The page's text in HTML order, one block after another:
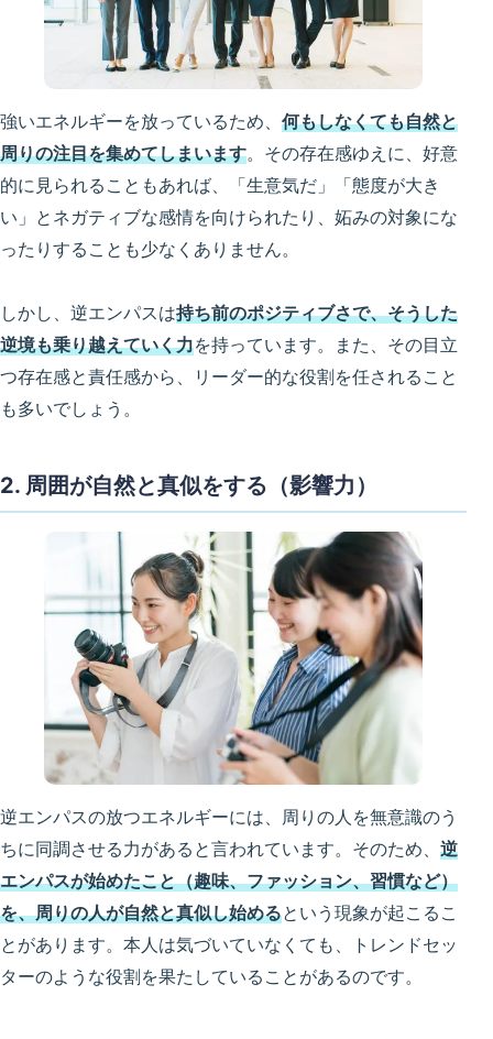
強いエネルギーを放っているため、 何もしなくても自然と
周りの注目を集めてしまいます。その存在感ゆえに、好意
的に見られることもあれば、「生意気だ」「態度が大き
い」とネガティブな感情を向けられたり、妬みの対象にな
ったりすることも少なくありません。
しかし、逆エンパスは持ち前のポジティブさで、そうした
逆境も乗り越えていく力を持っています。また、その目立
つ存在感と責任感から、リーダー的な役割を任されること
も多いでしょう。
2. 周囲が自然と真似をする（影響力）
逆エンパスの放つエネルギーには、周りの人を無意識のう
ちに同調させる力があると言われています。そのため、 逆
エンパスが始めたこと（趣味、ファッション、習慣など）
を、周りの人が自然と真似し始めるという現象が起こるこ
とがあります。本人は気づいていなくても、トレンドセッ
ターのような役割を果たしていることがあるのです。